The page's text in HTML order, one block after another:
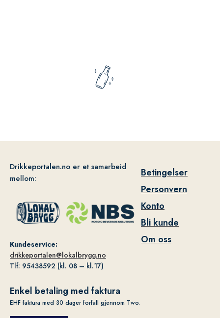
Drikkeportalen.no er et samarbeid
mellom:
Kundeservice:
drikkeportalen@lokalbrygg.no
Tlf: 95438592 (kl. 08 – kl.17)
Betingelser
Personvern
Konto
Bli kunde
Om oss
Enkel betaling med faktura
EHF faktura med 30 dager forfall gjennom Two.